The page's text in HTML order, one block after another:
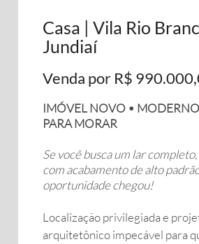
Casa | Vila Rio
Jundiaí
Venda por R$
IMÓVEL NOVO •
PARA MORAR
Se você busca um lar
com acabamento de alto
oportunidade chegou!
Localização privilegiada e
arquitetônico impecável para